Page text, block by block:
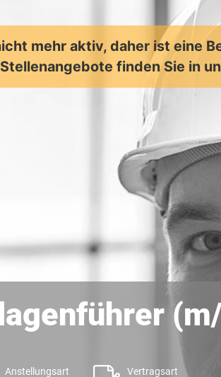
mehr aktiv, daher ist eine
finden Sie in
Anstellungsart Vertragsart